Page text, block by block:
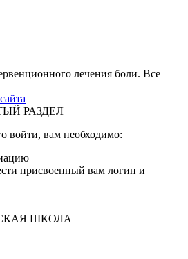
лечения боли. Все
РАЗДЕЛ
войти, вам необходимо:
присвоенный вам логин и
ШКОЛА